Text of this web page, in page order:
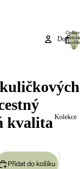
Domů
Kolekce
v
0
kvalita
Přidat do košíku